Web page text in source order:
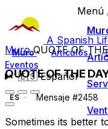
A Spanish
Muro Artículos
Eventos
🇪🇸Español
Menú
MuroQUOTE OF
QUOTE OF THE
ES Mensaje #2458
Sometimes its better